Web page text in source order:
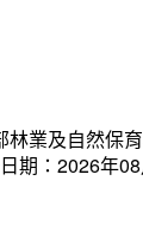
林業及自然保
期：2026年